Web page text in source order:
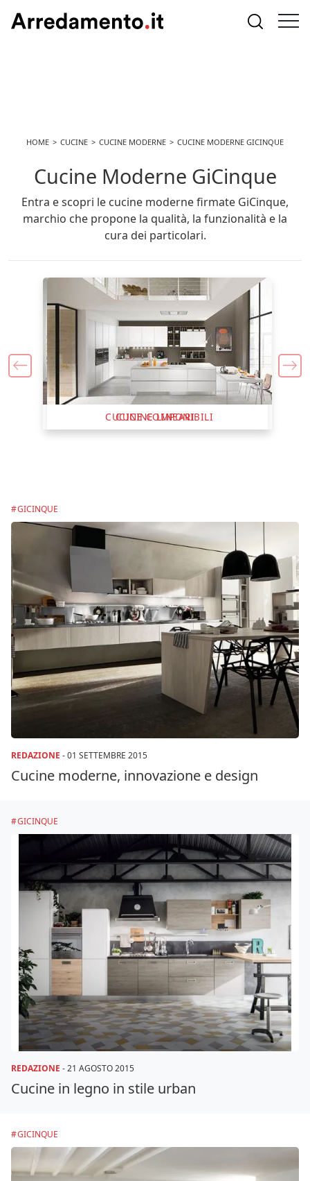
HOME CUCINE CUCINE MODERNE CUCINE MODERNE GICINQUE
Cucine Moderne GiCinque
Entra e scopri le cucine moderne firmate GiCinque,
marchio che propone la qualità, la funzionalità e la
cura dei particolari.
CUCINE COMPONIBILI
GICINQUE
REDAZIONE -01 SETTEMBRE 2015
Cucine moderne, innovazione e design
GICINQUE
REDAZIONE -21 AGOSTO 2015
Cucine in legno in stile urban
GICINQUE